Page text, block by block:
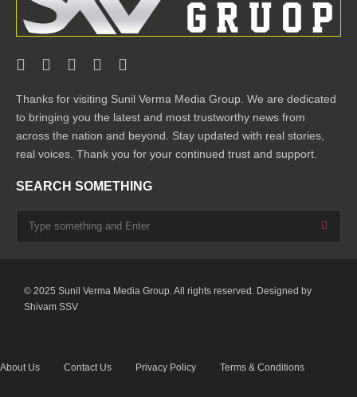
Thanks for visiting Sunil Verma Media Group. We are dedicated
to bringing you the latest and most trustworthy news from
across the nation and beyond. Stay updated with real stories,
real voices. Thank you for your continued trust and support.
SEARCH SOMETHING
© 2025 Sunil Verma Media Group. All rights reserved. Designed by
Shivam SSV
About Us Contact Us Privacy Policy Terms & Conditions